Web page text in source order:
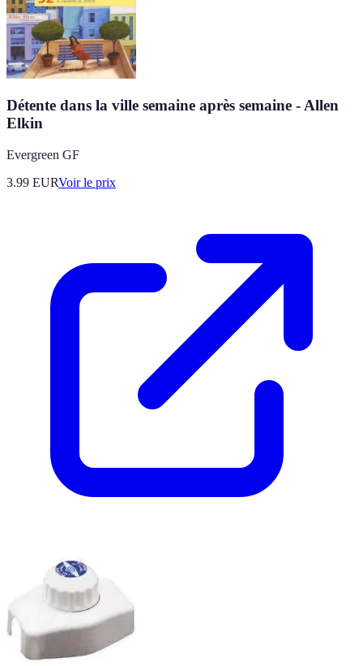
Détente dans la ville semaine après semaine - Allen
Elkin
Evergreen GF
3.99 EURVoir le prix